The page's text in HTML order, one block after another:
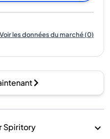
Voir les données du marché(0)
Spiritory